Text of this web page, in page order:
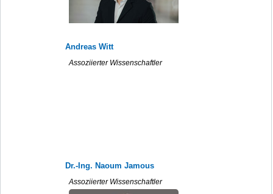
Andreas Witt
Assoziierter Wissenschaftler
Dr.-Ing. Naoum Jamous
Assoziierter Wissenschaftler